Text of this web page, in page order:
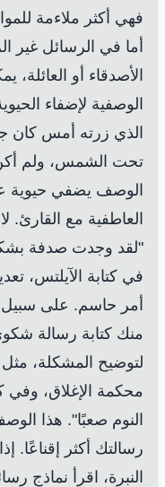
فهي أكثر ملاءمة
أما في الرسائل غير
الأصدقاء أو العائلة،
الوصفية لإضفاء
الذي زرته أمس كان
تحت الشمس، ولم أكن
الوصف يضفي حيوية
العاطفية مع
"لقد وجدت صدفة
في كتابة الآيلتس،
أمر حاسم. على سبيل
منك كتابة رسالة
لتوضيح المشكلة،
محكمة الإغلاق، وفي
النوم صعبًا". هذا
رسالتك أكثر إقناعًا.
النبرة، اقرأ نماذج